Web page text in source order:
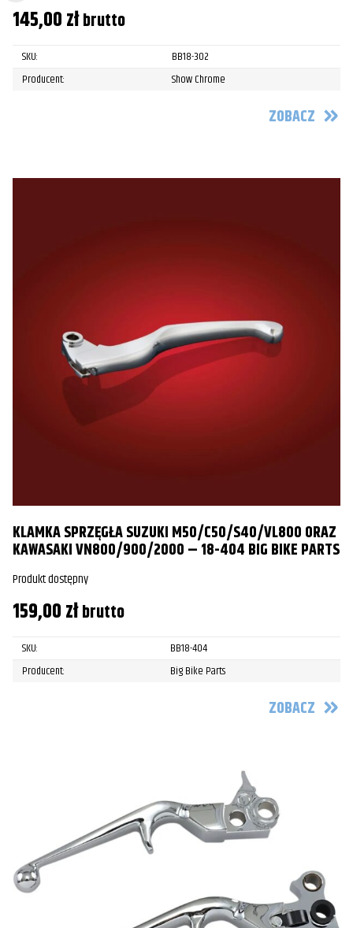
145,00złbrutto
SKU:
BB18-302
Producent:
Show Chrome
ZOBACZ
KLAMKA SPRZĘGŁA SUZUKI M50/C50/S40/VL800 ORAZ
KAWASAKI VN800/900/2000 – 18-404 BIG BIKE PARTS
Produkt dostępny
159,00złbrutto
SKU:
BB18-404
Producent:
Big Bike Parts
ZOBACZ